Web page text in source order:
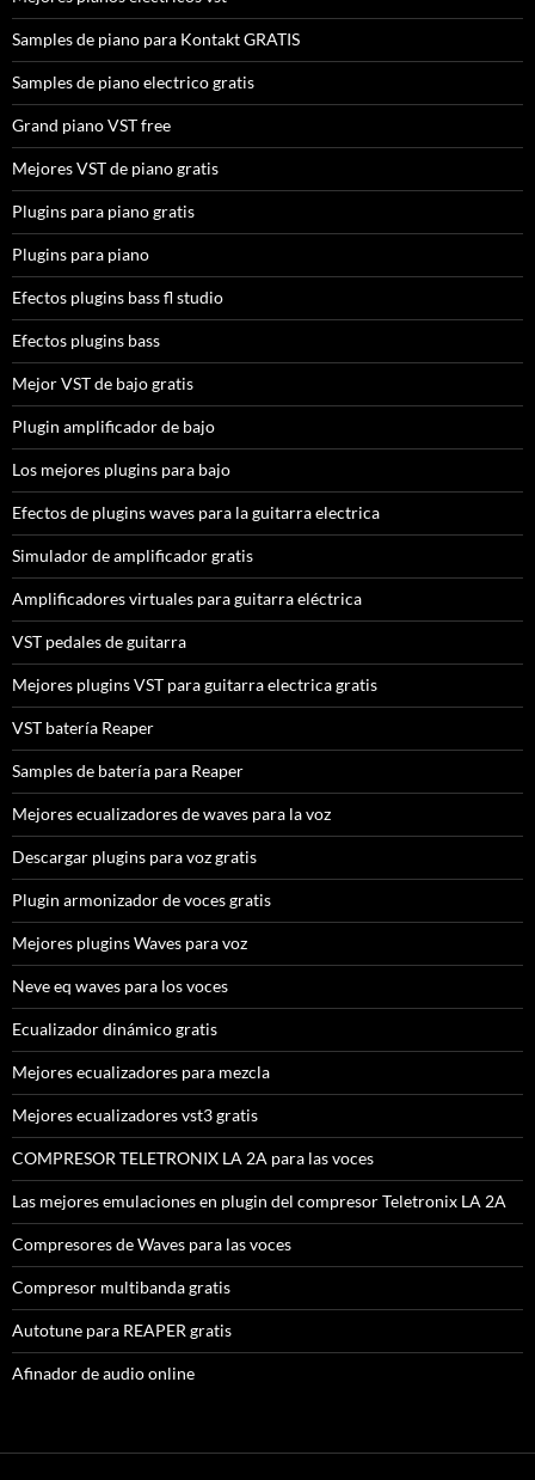
Samples de piano para Kontakt GRATIS
Samples de piano electrico gratis
Grand piano VST free
Mejores VST de piano gratis
Plugins para piano gratis
Plugins para piano
Efectos plugins bass fl studio
Efectos plugins bass
Mejor VST de bajo gratis
Plugin amplificador de bajo
Los mejores plugins para bajo
Efectos de plugins waves para la guitarra electrica
Simulador de amplificador gratis
Amplificadores virtuales para guitarra eléctrica
VST pedales de guitarra
Mejores plugins VST para guitarra electrica gratis
VST batería Reaper
Samples de batería para Reaper
Mejores ecualizadores de waves para la voz
Descargar plugins para voz gratis
Plugin armonizador de voces gratis
Mejores plugins Waves para voz
Neve eq waves para los voces
Ecualizador dinámico gratis
Mejores ecualizadores para mezcla
Mejores ecualizadores vst3 gratis
COMPRESOR TELETRONIX LA 2A para las voces
Las mejores emulaciones en plugin del compresor Teletronix LA 2A
Compresores de Waves para las voces
Compresor multibanda gratis
Autotune para REAPER gratis
Afinador de audio online